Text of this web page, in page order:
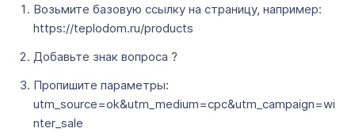
Возьмите базовую ссылку на страницу, например:
https://teplodom.ru/products
Добавьте знак вопроса ?
Пропишите параметры:
utm_source=ok&utm_medium=cpc&utm_campaign=wi
nter_sale